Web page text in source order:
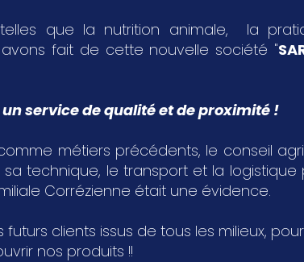
que la nutrition animale, la
fait de cette nouvelle société "
service de qualité et de proximité !
métiers précédents, le conseil
technique, le transport et la logistique
Corrézienne était une évidence.
clients issus de tous les milieux,
nos produits !!